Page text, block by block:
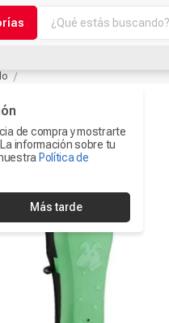
¿Qué estás buscando?
3.
Ipad
Iphone 17
Microfono
Camaras Seguridad
7
Ps5
8 .
Parlantes Bluetooth
Accesorios Computo
de compra y mostrarte
información sobre tu
Política de
Más tarde